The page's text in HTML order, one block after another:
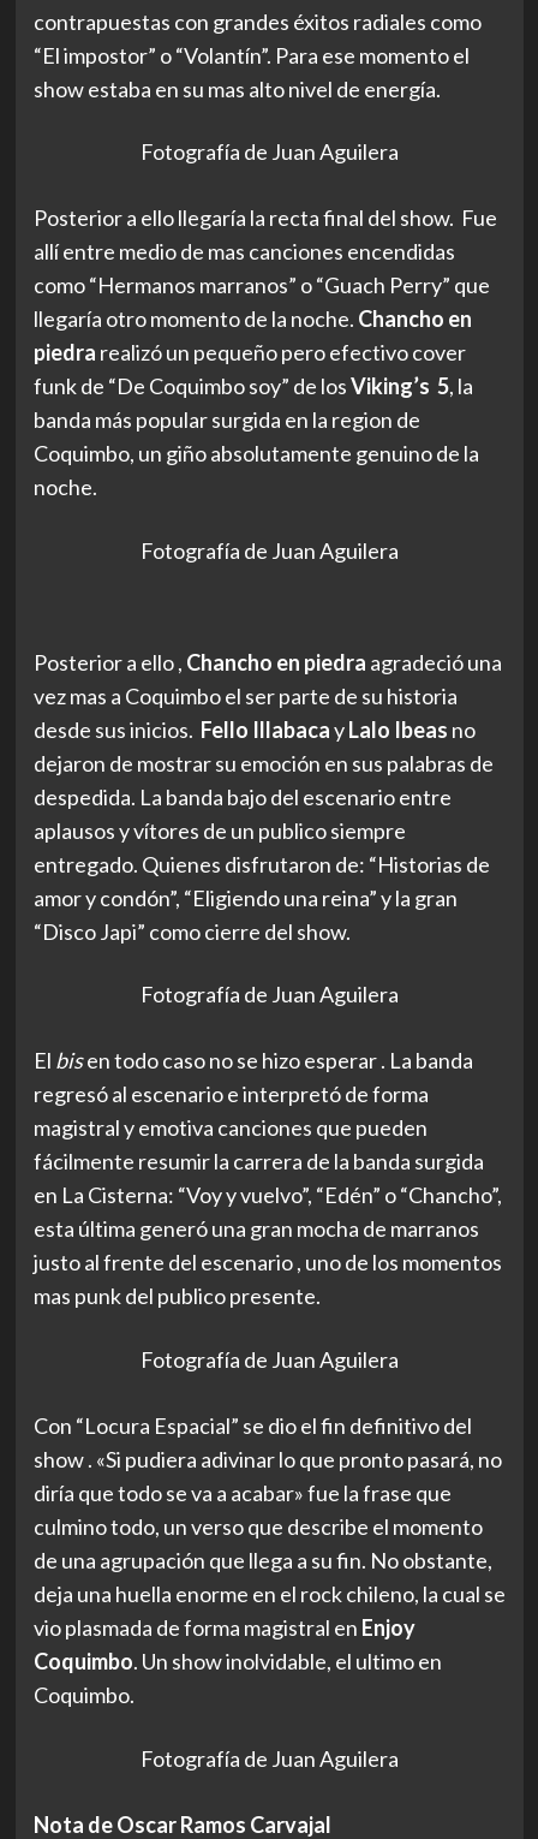
contrapuestas con grandes éxitos radiales como
“El impostor” o “Volantín”. Para ese momento el
show estaba en su mas alto nivel de energía.
Fotografía de Juan Aguilera
Posterior a ello llegaría la recta final del show. Fue
allí entre medio de mas canciones encendidas
como “Hermanos marranos” o “Guach Perry” que
llegaría otro momento de la noche. Chancho en
piedra realizó un pequeño pero efectivo cover
funk de “De Coquimbo soy” de losViking’s 5, la
banda más popular surgida en la region de
Coquimbo, un giño absolutamente genuino de la
noche.
Fotografía de Juan Aguilera
Posterior a ello , Chancho en piedra agradeció una
vez mas a Coquimbo el ser parte de su historia
desde sus inicios. Fello IllabacayLalo Ibeas no
dejaron de mostrar su emoción en sus palabras de
despedida. La banda bajo del escenario entre
aplausos y vítores de un publico siempre
entregado. Quienes disfrutaron de: “Historias de
amor y condón”, “Eligiendo una reina” y la gran
“Disco Japi” como cierre del show.
Fotografía de Juan Aguilera
El bisen todo caso no se hizo esperar . La banda
regresó al escenario e interpretó de forma
magistral y emotiva canciones que pueden
fácilmente resumir la carrera de la banda surgida
en La Cisterna: “Voy y vuelvo”, “Edén” o “Chancho”,
esta última generó una gran mocha de marranos
justo al frente del escenario, uno de los momentos
mas punk del publico presente.
Fotografía de Juan Aguilera
Con “Locura Espacial” se dio el fin definitivo del
show . «Si pudiera adivinar lo que pronto pasará, no
diría que todo se va a acabar» fue la frase que
culmino todo, un verso que describe el momento
de una agrupación que llega a su fin. No obstante,
deja una huella enorme en el rock chileno, la cual se
vio plasmada de forma magistral en Enjoy
Coquimbo. Un show inolvidable, el ultimo en
Coquimbo.
Fotografía de Juan Aguilera
Nota de Oscar Ramos Carvajal